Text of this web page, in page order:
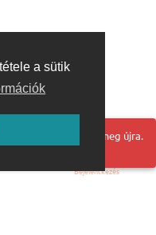
a sütik
oldalt és próbálja meg újra.
Bejelentkezés